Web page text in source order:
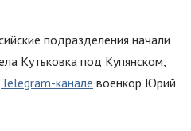
подразделения начали
Кутьковка под Купянском,
Telegram-канале военкор Юрий